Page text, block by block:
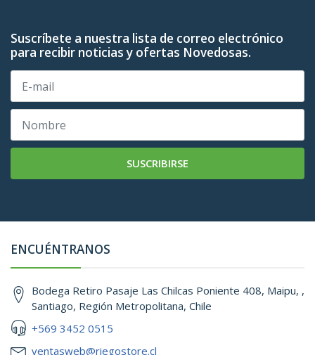
Suscríbete a nuestra lista de correo electrónico
para recibir noticias y ofertas Novedosas.
SUSCRIBIRSE
ENCUÉNTRANOS
Bodega Retiro Pasaje Las Chilcas Poniente 408, Maipu, ,
Santiago, Región Metropolitana, Chile
+569 3452 0515
ventasweb@riegostore.cl